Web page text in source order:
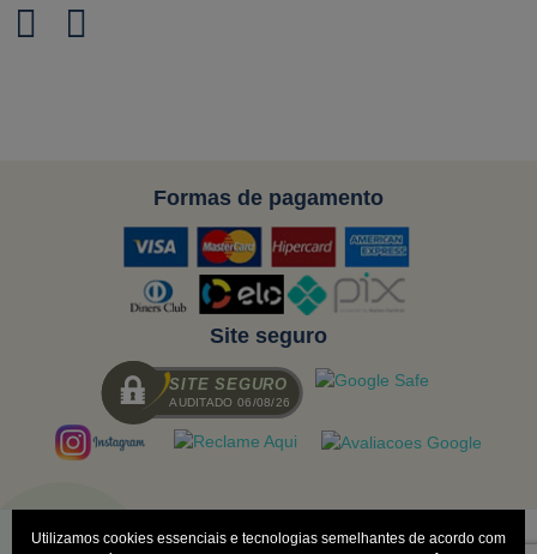
Formas de pagamento
Site seguro
SITE SEGURO
AUDITADO 06/08/26
Todas as regras e promoções são válidas
Utilizamos cookies essenciais e tecnologias semelhantes de acordo com